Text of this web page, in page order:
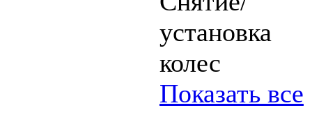
установка
колес
Показать все